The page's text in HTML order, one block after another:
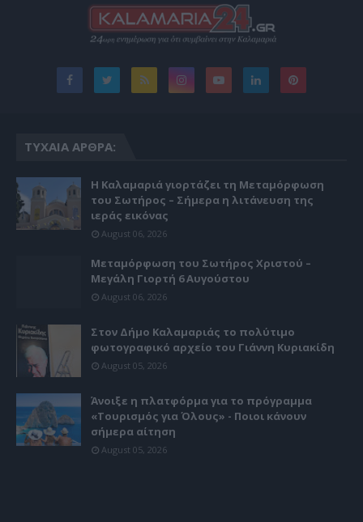
ΤΥΧΑΊΑ ΆΡΘΡΑ:
Η Καλαμαριά γιορτάζει τη Μεταμόρφωση
του Σωτήρος – Σήμερα η λιτάνευση της
ιεράς εικόνας
August 06, 2026
Μεταμόρφωση του Σωτήρος Χριστού –
Μεγάλη Γιορτή 6 Αυγούστου
August 06, 2026
Στον Δήμο Καλαμαριάς το πολύτιμο
φωτογραφικό αρχείο του Γιάννη Κυριακίδη
August 05, 2026
Άνοιξε η πλατφόρμα για το πρόγραμμα
«Τουρισμός για Όλους» - Ποιοι κάνουν
σήμερα αίτηση
August 05, 2026